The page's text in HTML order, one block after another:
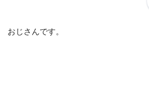
おじさんです。